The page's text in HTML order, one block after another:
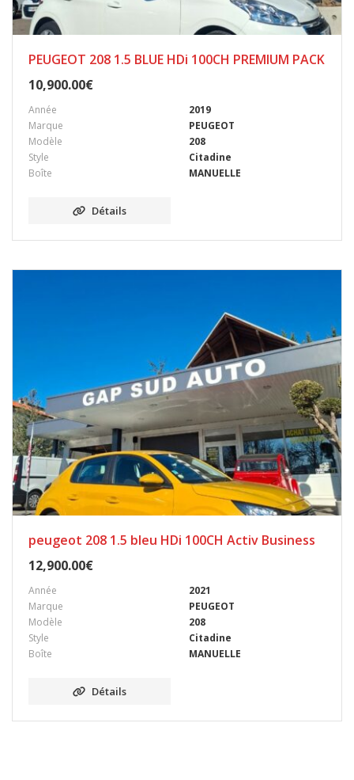
PEUGEOT 208 1.5 BLUE HDi 100CH PREMIUM PACK
10,900.00€
Année
2019
Marque
PEUGEOT
Modèle
208
Style
Citadine
Boîte
MANUELLE
Détails
peugeot 208 1.5 bleu HDi 100CH Activ Business
12,900.00€
Année
2021
Marque
PEUGEOT
Modèle
208
Style
Citadine
Boîte
MANUELLE
Détails